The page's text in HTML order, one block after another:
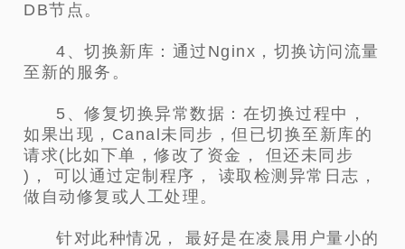
DB节点。
4、切换新库：通过Nginx，切换访问流量
至新的服务。
5、修复切换异常数据：在切换过程中，
如果出现，Canal未同步，但已切换至新库的
请求(比如下单，修改了资金， 但还未同步
)， 可以通过定制程序， 读取检测异常日志，
做自动修复或人工处理。
针对此种情况， 最好是在凌晨用户量小的